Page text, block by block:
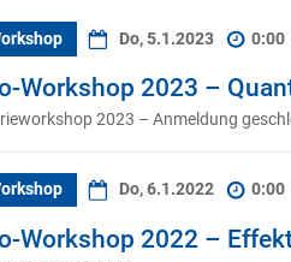
Do, 5.1.2023 0:00
Workshop 2023 –
2023 – Anmeldung
Do, 6.1.2022 0:00
Workshop 2022 –